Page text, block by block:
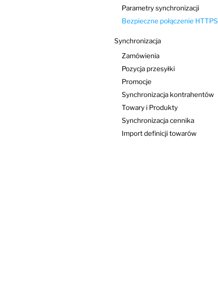
Parametry synchronizacji
Bezpieczne połączenie HTTPS
Synchronizacja
Zamówienia
Pozycja przesyłki
Promocje
Synchronizacja kontrahentów
Towary i Produkty
Synchronizacja cennika
Import definicji towarów